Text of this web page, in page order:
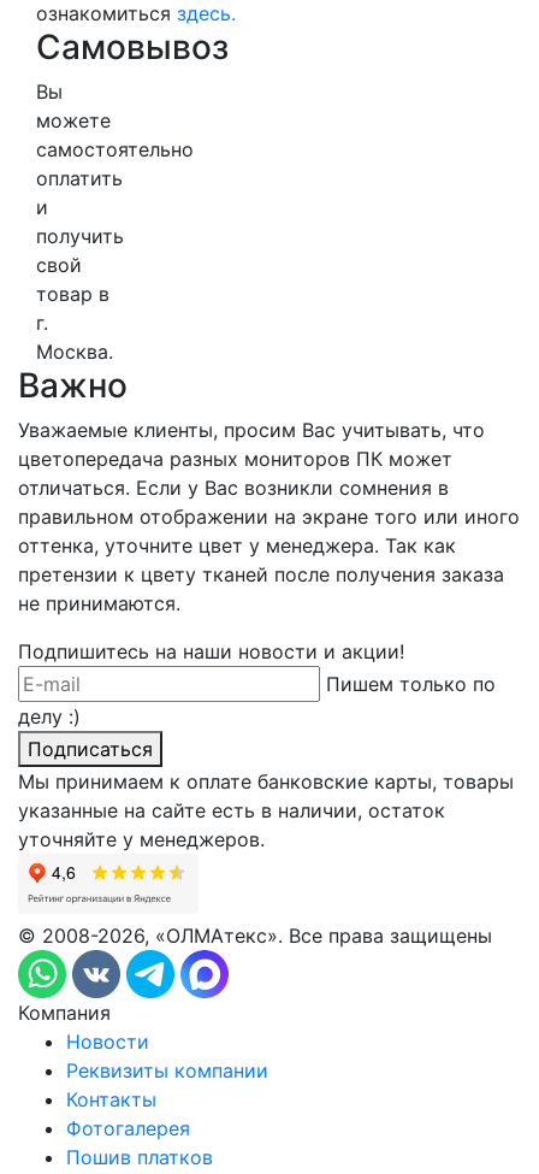
ознакомитьсяздесь.
Самовывоз
Вы
можете
самостоятельно
оплатить
получить
свой
товар в
Москва.
Важно
Уважаемые клиенты, просим Вас учитывать, что
цветопередача разных мониторов ПК может
отличаться. Если у Вас возникли сомнения в
правильном отображении на экране того или иного
оттенка, уточните цвет у менеджера. Так как
претензии к цвету тканей после получения заказа
не принимаются.
Подпишитесь на наши новости и акции!
Пишем только по
делу :)
Подписаться
Мы принимаем к оплате банковские карты, товары
указанные на сайте есть в наличии, остаток
уточняйте у менеджеров.
© 2008-2026, «ОЛМАтекс». Все права защищены
Компания
Новости
Реквизиты компании
Контакты
Фотогалерея
Пошив платков